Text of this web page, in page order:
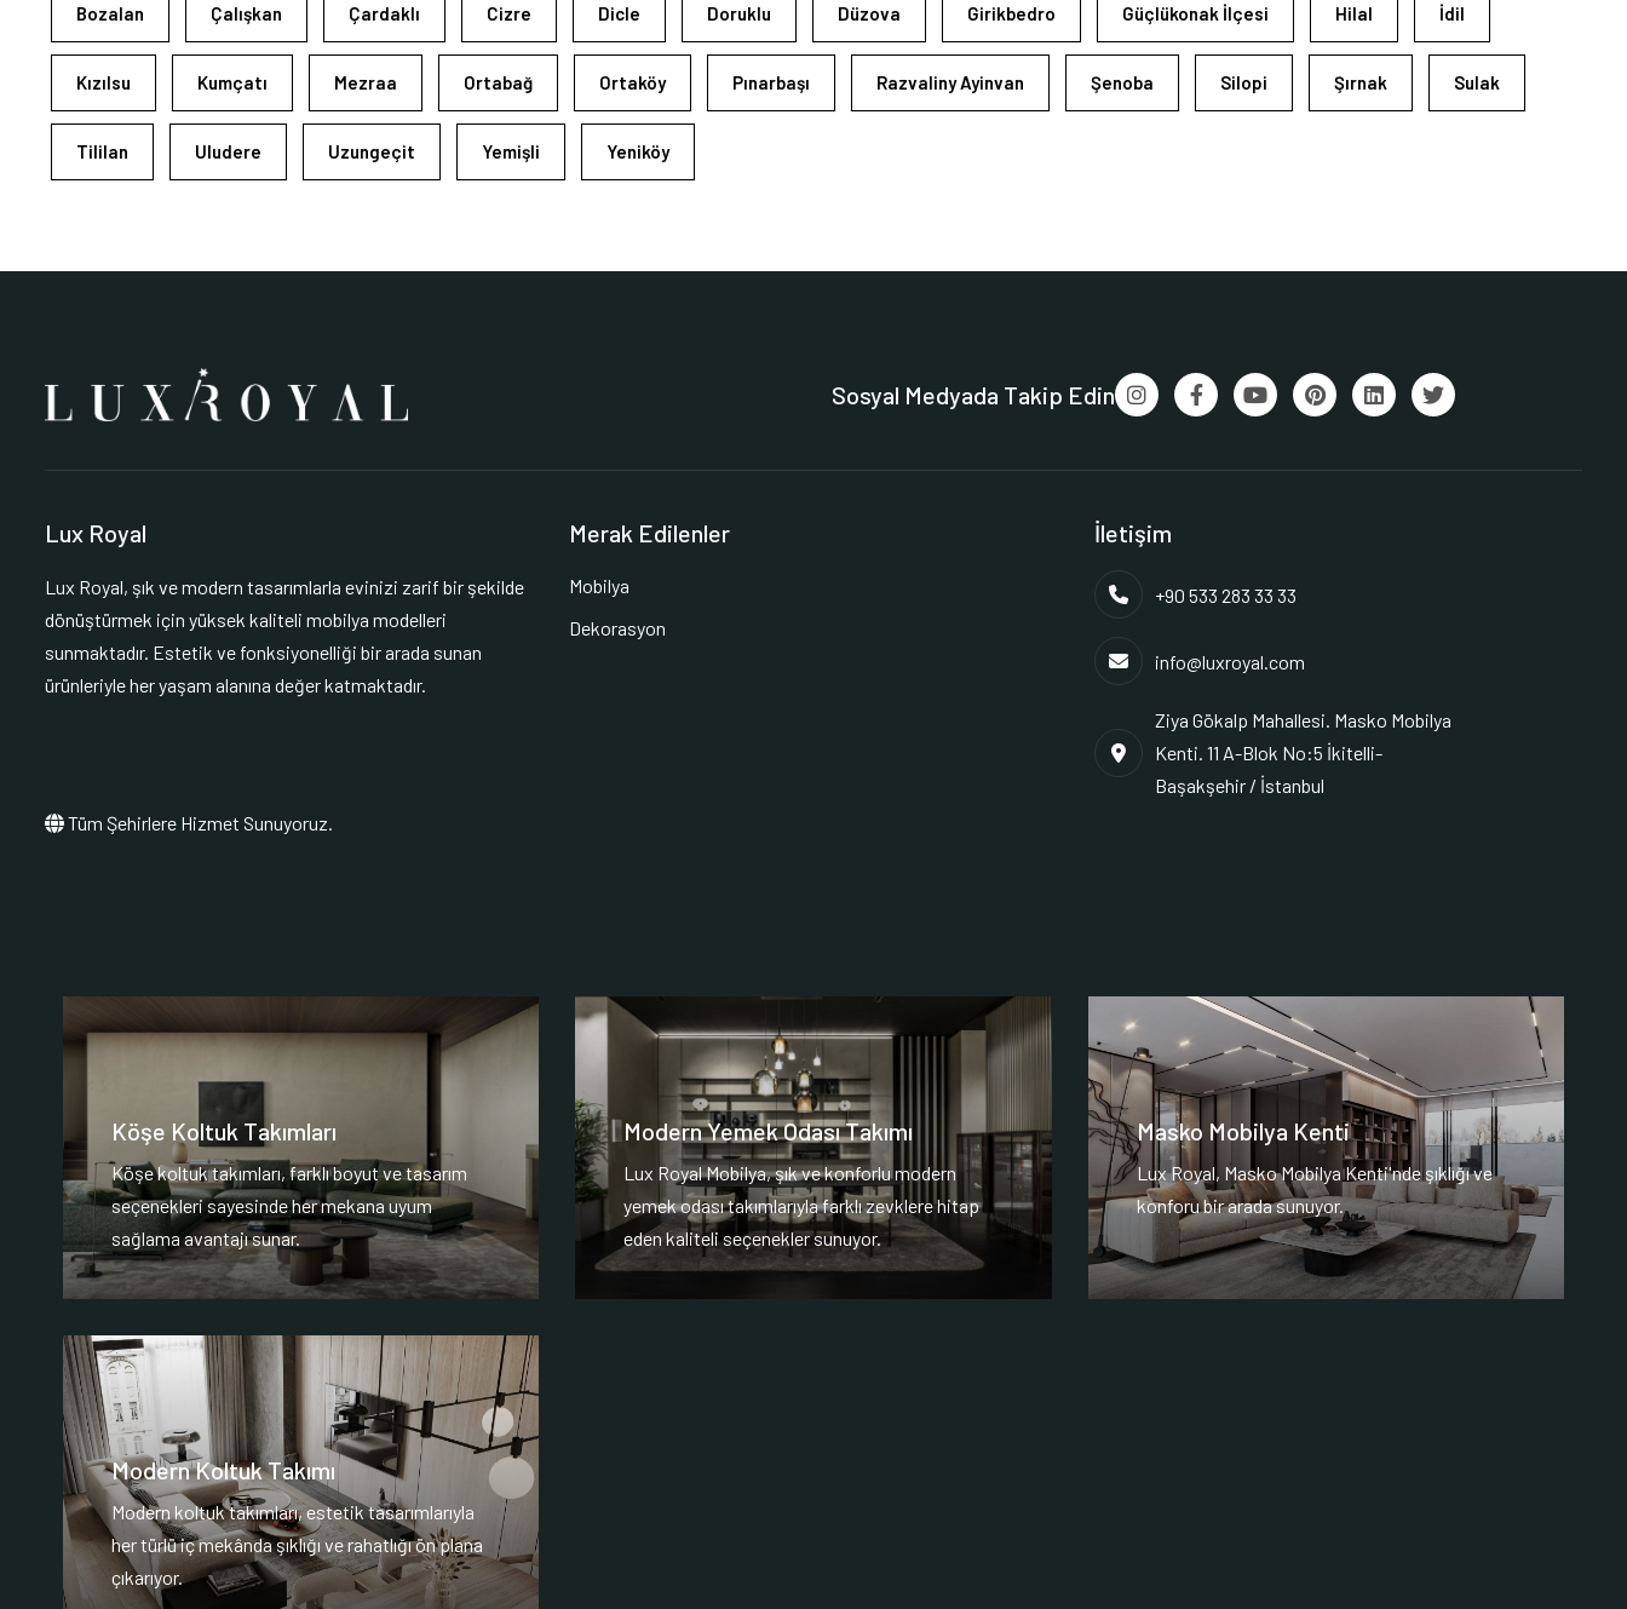
Bozalan Çalışkan Çardaklı Cizre Dicle Doruklu Düzova Girikbedro Güçlükonak İlçesi Hilal İdil
Kızılsu Kumçatı Mezraa Ortabağ Ortaköy Pınarbaşı Razvaliny Ayinvan Şenoba Silopi Şırnak Sulak
Tililan Uludere Uzungeçit Yemişli Yeniköy
Sosyal Medyada Takip Edin
Lux Royal
Lux Royal, şık ve modern tasarımlarla evinizi zarif bir şekilde
dönüştürmek için yüksek kaliteli mobilya modelleri
sunmaktadır. Estetik ve fonksiyonelliği bir arada sunan
ürünleriyle her yaşam alanına değer katmaktadır.
Tüm Şehirlere Hizmet Sunuyoruz.
Merak Edilenler
Mobilya
Dekorasyon
İletişim
+90 533 283 33 33
info@luxroyal.com
Ziya Gökalp Mahallesi. Masko Mobilya
Kenti. 11 A-Blok No:5 İkitelli-
Başakşehir / İstanbul
Köşe Koltuk Takımları
Köşe koltuk takımları, farklı boyut ve tasarım
seçenekleri sayesinde her mekana uyum
sağlama avantajı sunar.
Modern Yemek Odası Takımı
Lux Royal Mobilya, şık ve konforlu modern
yemek odası takımlarıyla farklı zevklere hitap
eden kaliteli seçenekler sunuyor.
Masko Mobilya Kenti
Lux Royal, Masko Mobilya Kenti'nde şıklığı ve
konforu bir arada sunuyor.
Modern Koltuk Takımı
Modern koltuk takımları, estetik tasarımlarıyla
her türlü iç mekânda şıklığı ve rahatlığı ön plana
çıkarıyor.